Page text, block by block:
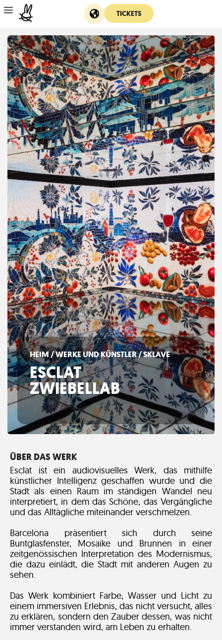
TICKETS
HEIM/WERKE UND KÜNSTLER/ SKLAVE
ESCLAT
ZWIEBELLAB
ÜBER DAS WERK
Esclat ist ein audiovisuelles Werk, das mithilfe
künstlicher Intelligenz geschaffen wurde und die
Stadt als einen Raum im ständigen Wandel neu
interpretiert, in dem das Schöne, das Vergängliche
und das Alltägliche miteinander verschmelzen.
Barcelona präsentiert sich durch seine
Buntglasfenster, Mosaike und Brunnen in einer
zeitgenössischen Interpretation des Modernismus,
die dazu einlädt, die Stadt mit anderen Augen zu
sehen.
Das Werk kombiniert Farbe, Wasser und Licht zu
einem immersiven Erlebnis, das nicht versucht, alles
zu erklären, sondern den Zauber dessen, was nicht
immer verstanden wird, am Leben zu erhalten.